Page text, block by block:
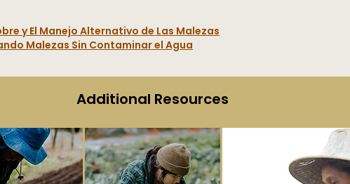
y El Manejo Alternativo de Las Malezas
Malezas Sin Contaminar el Agua
Additional Resources